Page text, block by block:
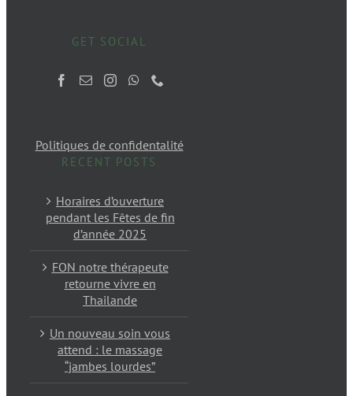
GET SOCIAL
Politiques de confidentalité
RECENT POSTS
Horaires d’ouverture
pendant les Fêtes de fin
d’année 2025
FON notre thérapeute
retourne vivre en
Thailande
Un nouveau soin vous
attend : le massage
“jambes lourdes”